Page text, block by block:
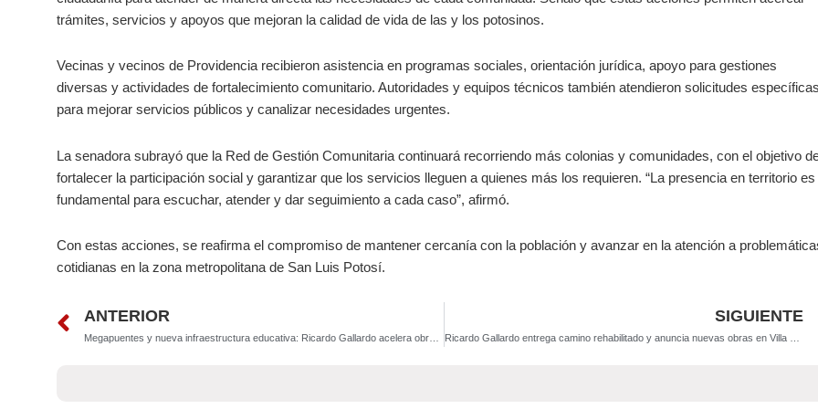
trámites, servicios y apoyos que mejoran la calidad de vida de las y los potosinos.
Vecinas y vecinos de Providencia recibieron asistencia en programas sociales, orientación jurídica, apoyo para gestiones
diversas y actividades de fortalecimiento comunitario. Autoridades y equipos técnicos también atendieron solicitudes específicas
para mejorar servicios públicos y canalizar necesidades urgentes.
La senadora subrayó que la Red de Gestión Comunitaria continuará recorriendo más colonias y comunidades, con el objetivo
fortalecer la participación social y garantizar que los servicios lleguen a quienes más los requieren. “La presencia en territorio es
fundamental para escuchar, atender y dar seguimiento a cada caso”, afirmó.
Con estas acciones, se reafirma el compromiso de mantener cercanía con la población y avanzar en la atención a
cotidianas en la zona metropolitana de San Luis Potosí.
Prev
ANTERIOR SIGUIENTE